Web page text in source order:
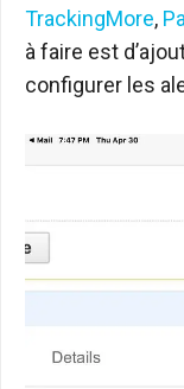
TrackingMore,
à faire est
configurer les